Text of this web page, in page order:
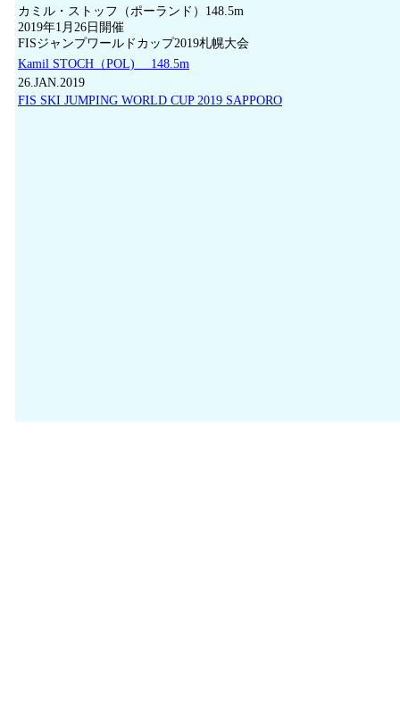
カミル・ストッフ（ポーランド）148.5m
2019年1月26日開催
FISジャンプワールドカップ2019札幌大会
Kamil STOCH（POL) 148.5m
26.JAN.2019
FIS SKI JUMPING WORLD CUP 2019 SAPPORO